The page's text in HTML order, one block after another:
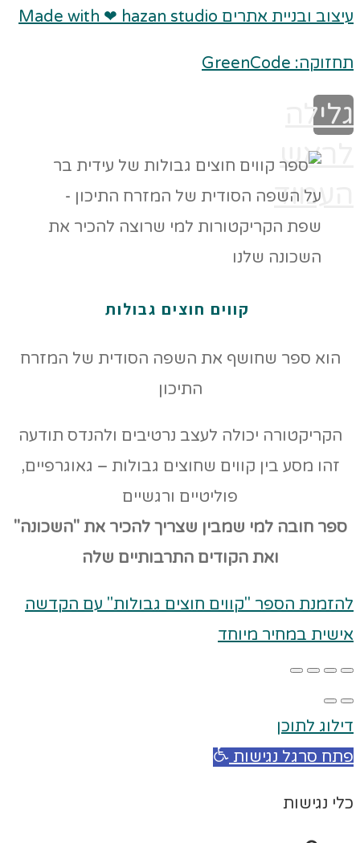
עיצוב ובניית אתרים Made with ❤ hazan studio
תחזוקה: GreenCode
גלילה
לראש
העמוד
קווים חוצים גבולות
הוא ספר שחושף את השפה הסודית של המזרח
התיכון
הקריקטורה יכולה לעצב נרטיבים ולהנדס תודעה
זהו מסע בין קווים שחוצים גבולות – גאוגרפיים,
פוליטיים ורגשיים
ספר חובה למי שמבין שצריך להכיר את "השכונה"
ואת הקודים התרבותיים שלה
להזמנת הספר "קווים חוצים גבולות" עם הקדשה
אישית במחיר מיוחד
דילוג לתוכן
פתח סרגל נגישות
כלי נגישות